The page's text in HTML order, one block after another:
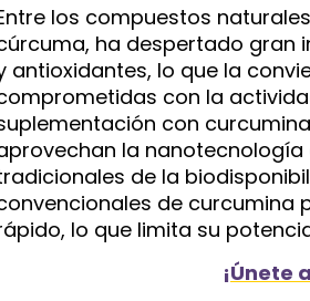
los compuestos
ha despertado gran
antioxidantes, lo que la
con la
con
la
de la
de curcumina
lo que limita su
¡Únete